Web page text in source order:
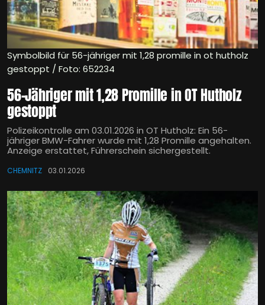
Symbolbild für 56-jähriger mit 1,28 promille in ot hutholz
gestoppt / Foto: 652234
56-Jähriger mit 1,28 Promille in OT Hutholz
gestoppt
Polizeikontrolle am 03.01.2026 in OT Hutholz: Ein 56-
jähriger BMW-Fahrer wurde mit 1,28 Promille angehalten.
Anzeige erstattet, Führerschein sichergestellt.
CHEMNITZ 03.01.2026